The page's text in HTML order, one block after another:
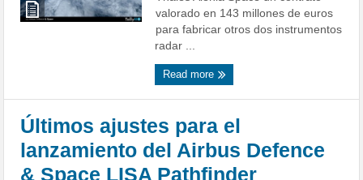
valorado en 143 millones de euros
para fabricar otros dos instrumentos
radar ...
Read more
Últimos ajustes para el
lanzamiento del Airbus Defence
& Space LISA Pathfinder